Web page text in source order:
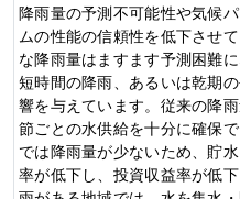
降雨量の予測不可能性や気候
ムの性能の信頼性を低下させ
な降雨量はますます予測困難
短時間の降雨、あるいは乾期
響を与えています。従来の降
節ごとの水供給を十分に確保
では降雨量が少ないため、貯
率が低下し、投資収益率が低